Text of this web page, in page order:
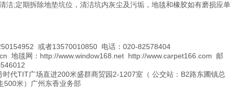
;定期拆除地垫坑位，清洁坑内灰尘及污垢，地毯和橡胶如有磨损应单
或者13570010850 电话：020-82578404
地毯网：http://www.window168.net http://www.carpet166.com 邮
代TIT广场直进200米盛群商贸园2-1207室（ 公交站：B2路东圃镇总
500米）广州东香业务部